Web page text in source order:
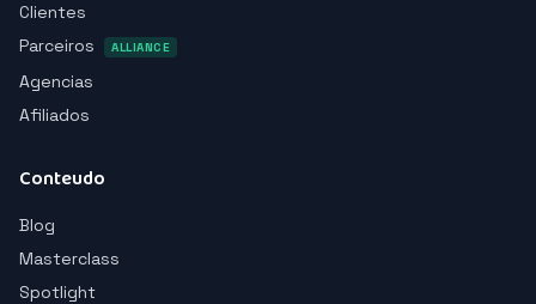
Clientes
Parceiros
ALLIANCE
Agencias
Afiliados
Conteudo
Blog
Masterclass
Spotlight